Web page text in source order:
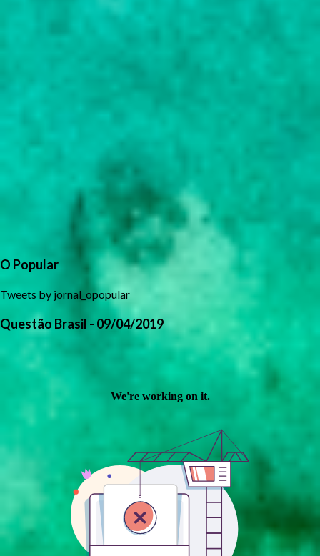
O Popular
Tweets by jornal_opopular
Questão Brasil - 09/04/2019